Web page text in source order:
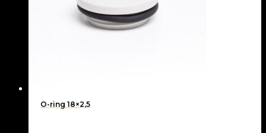
O-ring 18×2,5